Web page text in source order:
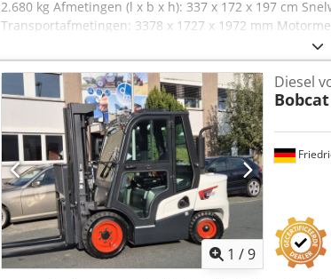
2.680 kg Afmetingen (l x b x h): 337 x 172 x 197 cm
Transportafmetingen: 3378 x 1727 x 1972 mm
48,9 pk Cilinders: 4 Bandenmaat: voor- en
mechanische snelwissel Extra functie: Geen CE-
1 /9
Diesel
Bobcat